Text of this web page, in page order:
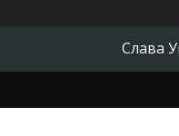
Слава